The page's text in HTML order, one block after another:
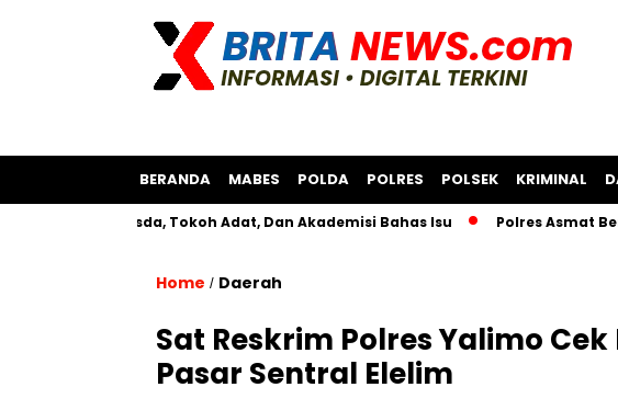
BERANDA MABES POLDA POLRES POLSEK KRIMINAL
Bksda, Tokoh Adat, Dan Akademisi Bahas Isu Polres Asmat Berikan
Home / Daerah
Sat Reskrim Polres Yalimo
Pasar Sentral Elelim